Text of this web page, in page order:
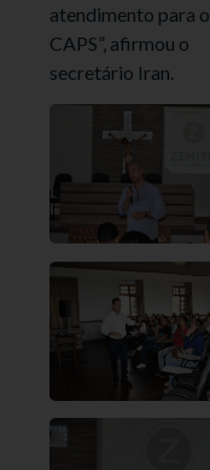
atendimento para o
CAPS”, afirmou o
secretário Iran.